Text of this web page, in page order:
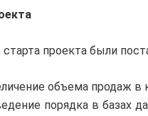
старта проекта были
объема продаж в
порядка в базах